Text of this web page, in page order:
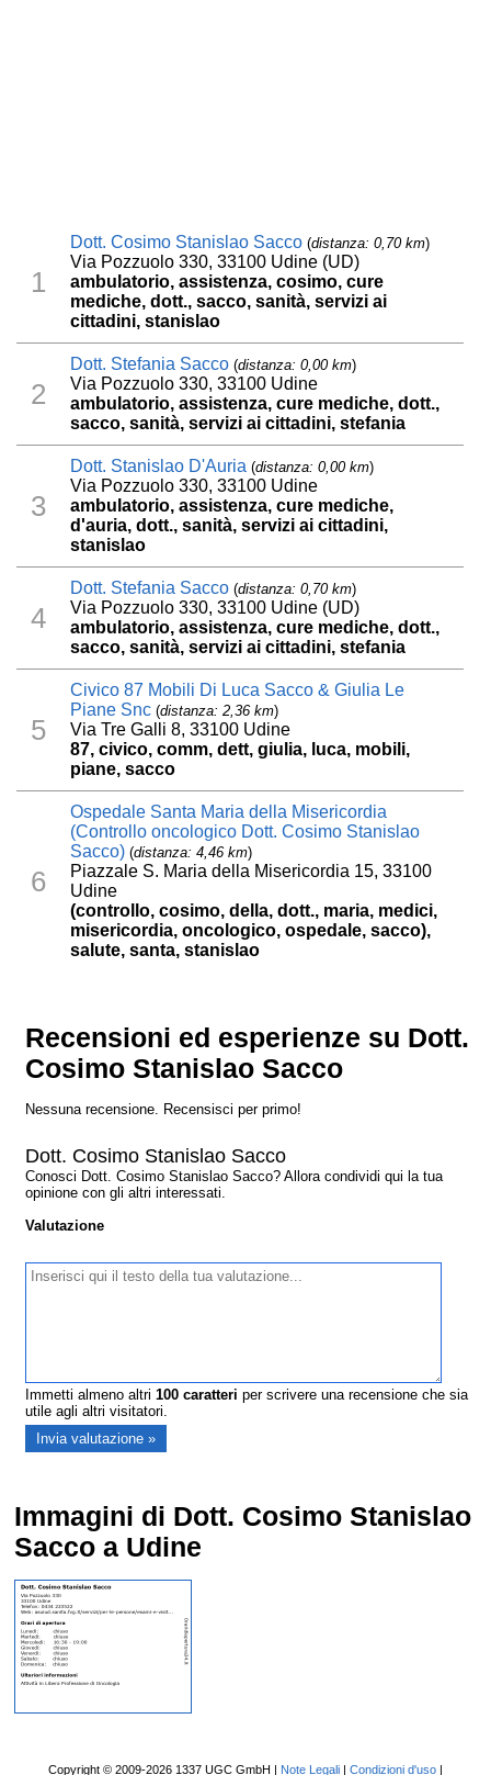
1
Dott. Cosimo Stanislao Sacco (distanza: 0,70 km)
Via Pozzuolo 330, 33100 Udine (UD)
ambulatorio, assistenza, cosimo, cure
mediche, dott., sacco, sanità, servizi ai
cittadini, stanislao
2
Dott. Stefania Sacco (distanza: 0,00 km)
Via Pozzuolo 330, 33100 Udine
ambulatorio, assistenza, cure mediche, dott.,
sacco, sanità, servizi ai cittadini, stefania
3
Dott. Stanislao D'Auria (distanza: 0,00 km)
Via Pozzuolo 330, 33100 Udine
ambulatorio, assistenza, cure mediche,
d'auria, dott., sanità, servizi ai cittadini,
stanislao
4
Dott. Stefania Sacco (distanza: 0,70 km)
Via Pozzuolo 330, 33100 Udine (UD)
ambulatorio, assistenza, cure mediche, dott.,
sacco, sanità, servizi ai cittadini, stefania
5
Civico 87 Mobili Di Luca Sacco & Giulia Le
Piane Snc (distanza: 2,36 km)
Via Tre Galli 8, 33100 Udine
87, civico, comm, dett, giulia, luca, mobili,
piane, sacco
6
Ospedale Santa Maria della Misericordia
(Controllo oncologico Dott. Cosimo Stanislao
Sacco) (distanza: 4,46 km)
Piazzale S. Maria della Misericordia 15, 33100
Udine
(controllo, cosimo, della, dott., maria, medici,
misericordia, oncologico, ospedale, sacco),
salute, santa, stanislao
Recensioni ed esperienze su Dott.
Cosimo Stanislao Sacco
Nessuna recensione. Recensisci per primo!
Dott. Cosimo Stanislao Sacco
Conosci Dott. Cosimo Stanislao Sacco? Allora condividi qui la tua
opinione con gli altri interessati.
Valutazione
Immetti almeno altri100 caratteri per scrivere una recensione che sia
utile agli altri visitatori.
Immagini di Dott. Cosimo Stanislao
Sacco a Udine
Copyright © 2009-2026 1337 UGC GmbH | Note Legali| Condizioni d'uso|